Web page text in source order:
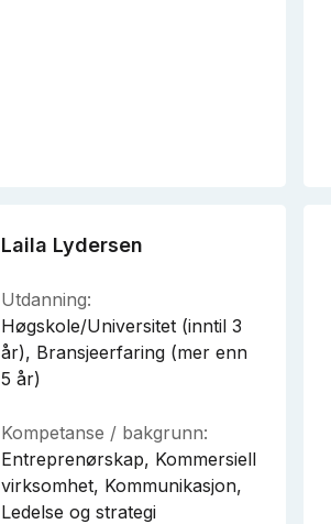
Laila Lydersen
Utdanning:
Høgskole/Universitet (inntil 3
år), Bransjeerfaring (mer enn
5 år)
Kompetanse / bakgrunn:
Entreprenørskap, Kommersiell
virksomhet, Kommunikasjon,
Ledelse og strategi